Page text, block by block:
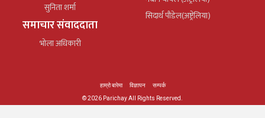
सुनिता शर्मा
समाचार संवाददाता
भोला अधिकारी
सिदार्थ पौडेल(अष्ट्रेलिया)
हाम्रो बारेमा विज्ञापन
सम्पर्क
© 2026 Parichay All Rights Reserved.